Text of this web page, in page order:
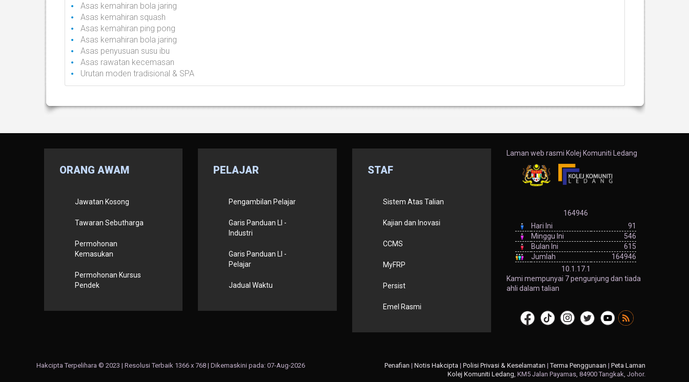
Asas kemahiran bola jaring
Asas kemahiran squash
Asas kemahiran ping pong
Asas kemahiran bola jaring
Asas penyusuan susu ibu
Asas rawatan kecemasan
Urutan moden tradisional & SPA
ORANG AWAM
Jawatan Kosong
Tawaran Sebutharga
Permohonan
Kemasukan
Permohonan Kursus
Pendek
PELAJAR
Pengambilan Pelajar
Garis Panduan LI -
Industri
Garis Panduan LI -
Pelajar
Jadual Waktu
STAF
Sistem Atas Talian
Kajian dan Inovasi
CCMS
MyFRP
Persist
Emel Rasmi
Laman web rasmi Kolej Komuniti Ledang
164946
Hari Ini
91
Minggu Ini
546
Bulan Ini
615
Jumlah
164946
10.1.17.1
Kami mempunyai 7 pengunjung dan tiada
ahli dalam talian
Hakcipta Terpelihara © 2023 | Resolusi Terbaik 1366 x 768 | Dikemaskini pada: 07-Aug-2026 Penafian | Notis Hakcipta | Polisi Privasi & Keselamatan |Terma Penggunaan | Peta Laman
Kolej Komuniti Ledang, KM5 Jalan Payamas, 84900 Tangkak, Johor.